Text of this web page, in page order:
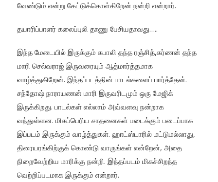
வேண்டும் என்று கேட்டுக்கொள்கிறேன் நன்றி என்றார்.
தயாரிப்பாளர் கலைப்புலி தாணு பேசியதாவது…..
இந்த மேடையில் இருக்கும் கபாலி தந்த ரஞ்சித்,கர்ணன் தந்த
மாரி செல்வராஜ் இருவரையும் ஆத்மார்த்தமாக
வாழ்த்துகிறேன். இந்தப்படத்தின் பாடல்களைப் பார்த்தேன்.
சந்தோஷ் நாராயணன் மாரி இருவரிடமும் ஒரு மேஜிக்
இருக்கிறது. பாடல்கள் எல்லாம் அவ்வளவு நன்றாக
வந்துள்ளன. மிகப்பெரிய சாதனைகள் படைக்கும் படைப்பாக
இப்படம் இருக்கும் வாழ்த்துகள். ஹாட்ஸ்டாரில் மட்டுமல்லாது,
திரையரங்கிற்குக் கொண்டு வாருங்கள் என்றேன், அதை
நிறைவேற்றிய மாரிக்கு நன்றி. இந்தப்படம் மிகச்சிறந்த
வெற்றிப்படமாக இருக்கும் என்றார்.